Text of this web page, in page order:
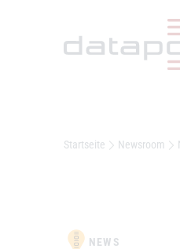
Startseite Newsroom
NEWS